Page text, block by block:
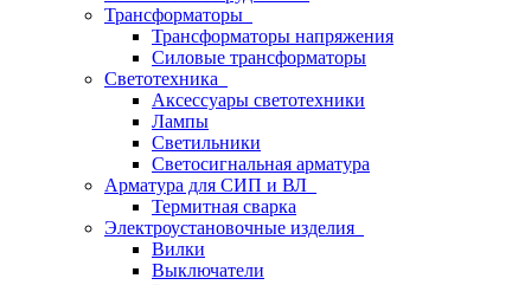
Трансформаторы
Трансформаторы напряжения
Силовые трансформаторы
Светотехника
Аксессуары светотехники
Лампы
Светильники
Светосигнальная арматура
Арматура для СИП и ВЛ
Термитная сварка
Электроустановочные изделия
Вилки
Выключатели